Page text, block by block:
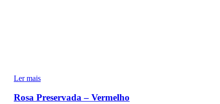
Ler mais
Rosa Preservada – Vermelho